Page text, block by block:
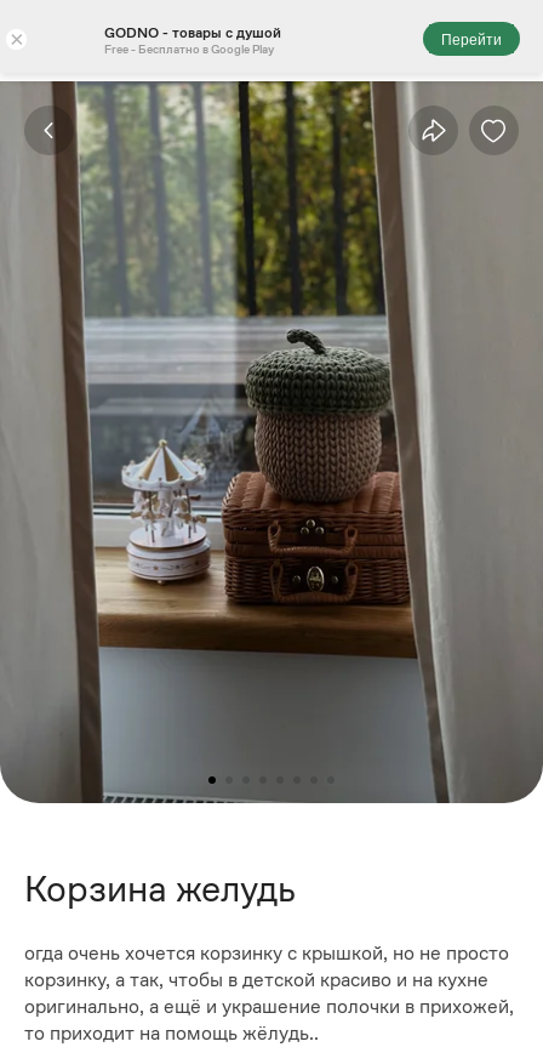
× GODNO - товары с душой
Free - Бесплатно в Google Play
Перейти
Корзина желудь
огда очень хочется корзинку с крышкой, но не просто
корзинку, а так, чтобы в детской красиво и на кухне
оригинально, а ещё и украшение полочки в прихожей,
то приходит на помощь жёлудь..